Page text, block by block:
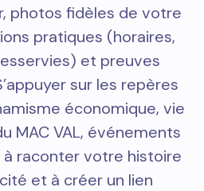
photos fidèles de votre
pratiques (horaires,
et preuves
sur les repères
économique, vie
MAC VAL, événements
raconter votre histoire
et à créer un lien